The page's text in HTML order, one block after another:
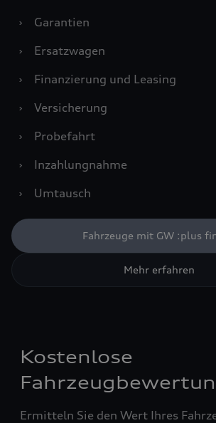
›
Garantien
›
Ersatzwagen
›
Finanzierung und Leasing
›
Versicherung
›
Probefahrt
›
Inzahlungnahme
›
Umtausch
Fahrzeuge mit GW :plus
Mehr erfahren
Kostenlose
Ermitteln Sie den Wert Ihres